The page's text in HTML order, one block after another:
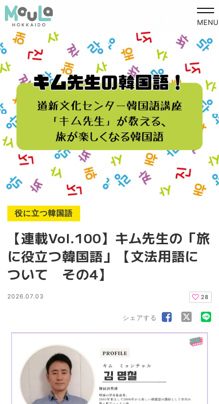
MENU
役に立つ韓国語
【連載Vol.100】キム先生の「旅
に役立つ韓国語」【文法用語に
ついて その4】
2026.07.03 28
シェアする